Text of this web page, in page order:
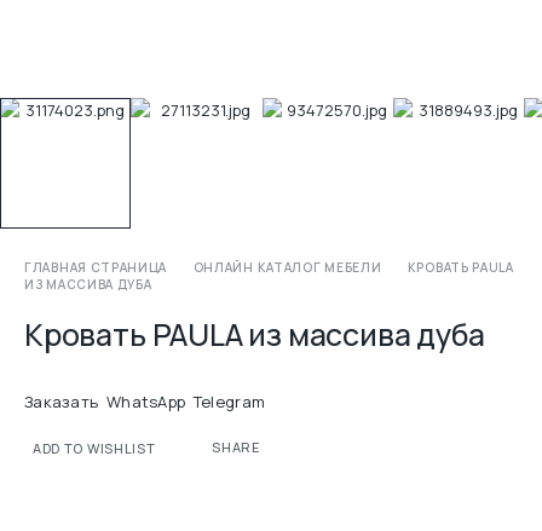
ГЛАВНАЯ СТРАНИЦА ОНЛАЙН КАТАЛОГ МЕБЕЛИ
КРОВАТЬ PAULA
ИЗ МАССИВА ДУБА
Кровать PAULA из массива дуба
Заказать WhatsApp Telegram
ADD TO WISHLIST SHARE